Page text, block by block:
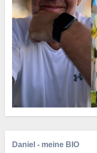
Daniel - meine BIO